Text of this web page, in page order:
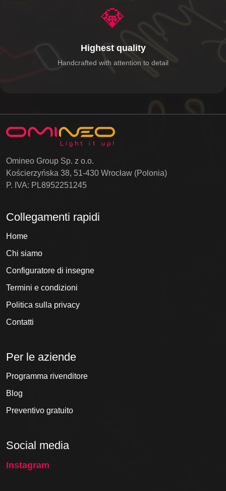
💎
Highest quality
Handcrafted with attention to detail
Omineo Group Sp. z o.o.
Kościerzyńska 38, 51-430 Wrocław (Polonia)
P. IVA: PL8952251245
Collegamenti rapidi
Home
Chi siamo
Configuratore di insegne
Termini e condizioni
Politica sulla privacy
Contatti
Per le aziende
Programma rivenditore
Blog
Preventivo gratuito
Social media
Instagram